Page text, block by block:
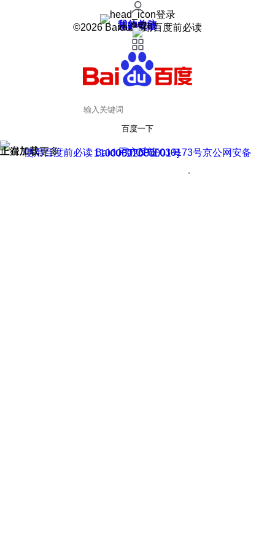
登录
我的关注
我的收藏
皮肤中心
用户反馈
设置
©2026 Baidu 使用百度前必读
百度一下
正在加载
上滑加载更多 用户反馈
使用百度前必读 Baidu 京ICP证030173号
京公网安备11000002000001号